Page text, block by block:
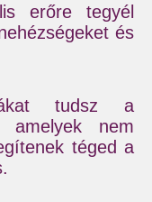
erőre tegyél
és
tudsz a
amelyek nem
téged a